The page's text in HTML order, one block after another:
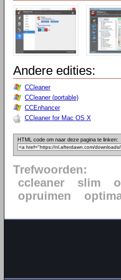
Andere edities:
CCleaner
CCleaner (portable)
CCEnhancer
CCleaner for Mac OS X
HTML code om naar deze pagina te linken:
Trefwoorden:
ccleaner
slim
opruimen